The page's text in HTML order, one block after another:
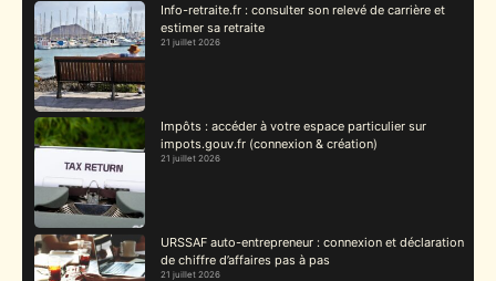
Info-retraite.fr : consulter son relevé de carrière et
estimer sa retraite
21 juillet 2026
Impôts : accéder à votre espace particulier sur
impots.gouv.fr (connexion & création)
21 juillet 2026
URSSAF auto-entrepreneur : connexion et déclaration
de chiffre d’affaires pas à pas
21 juillet 2026